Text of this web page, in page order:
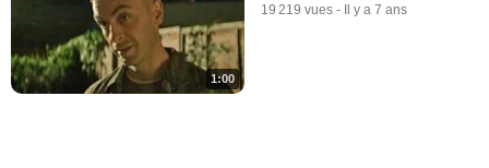
1:00
19 219 vues - Il y a 7 ans